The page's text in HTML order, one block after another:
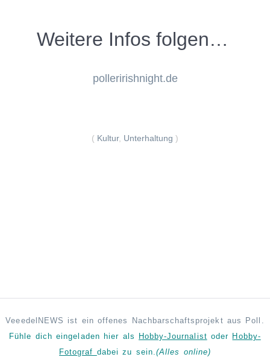
Weitere Infos folgen…
polleririshnight.de
( Kultur, Unterhaltung )
VeeedelNEWS ist ein offenes Nachbarschaftsprojekt aus Poll.
Fühle dich eingeladen hier als
Hobby-Journalist oder Hobby-
Fotograf dabei zu sein. (Alles online)